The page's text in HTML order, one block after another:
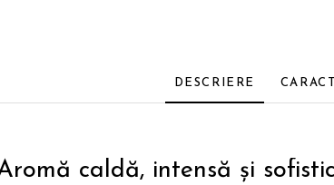
DESCRIERE
caldă, intensă și